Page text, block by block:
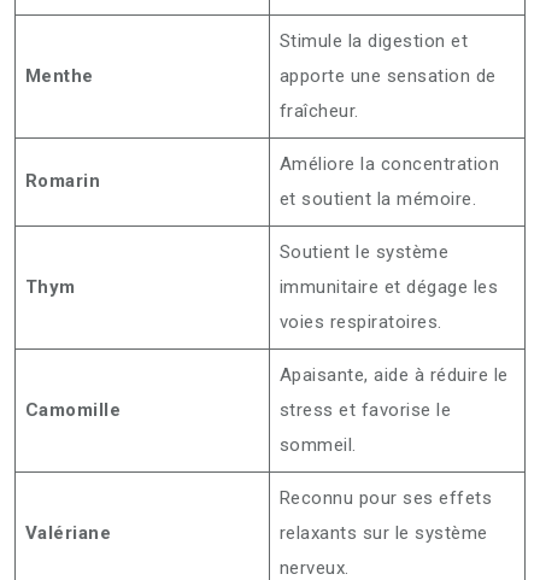
Menthe
Stimule la digestion et
apporte une sensation de
fraîcheur.
Romarin
Améliore la concentration
et soutient la mémoire.
Thym
Soutient le système
immunitaire et dégage les
voies respiratoires.
Camomille
Apaisante, aide à réduire le
stress et favorise le
sommeil.
Valériane
Reconnu pour ses effets
relaxants sur le système
nerveux.